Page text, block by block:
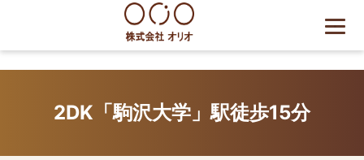
content
世田谷区の相続・空き家・借
却・買取は株式会社Orio
2DK「駒沢大学」駅徒歩15分